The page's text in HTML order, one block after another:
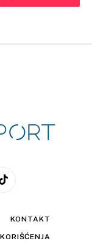
TikTok
KONTAKT